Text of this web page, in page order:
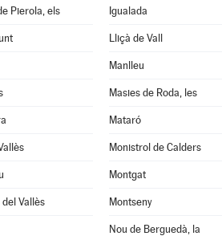
Pierola, els Igualada
Lliçà de Vall
Manlleu
Masies de Roda, les
Mataró
Monistrol de Calders
Montgat
Vallès Montseny
Nou de Berguedà, la